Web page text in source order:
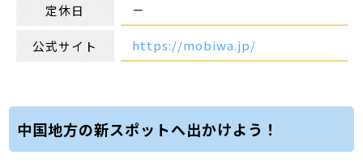
定休日 －
公式サイト https://mobiwa.jp/
中国地方の新スポットへ出かけよう！